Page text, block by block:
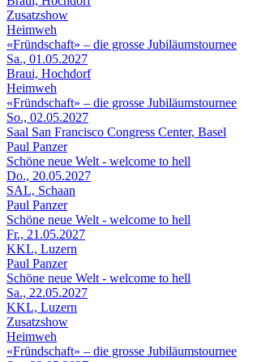
Zusatzshow
Heimweh
«Fründschaft» – die grosse Jubiläumstournee
Sa., 01.05.2027
Braui, Hochdorf
Heimweh
«Fründschaft» – die grosse Jubiläumstournee
So., 02.05.2027
Saal San Francisco Congress Center, Basel
Paul Panzer
Schöne neue Welt - welcome to hell
Do., 20.05.2027
SAL, Schaan
Paul Panzer
Schöne neue Welt - welcome to hell
Fr., 21.05.2027
KKL, Luzern
Paul Panzer
Schöne neue Welt - welcome to hell
Sa., 22.05.2027
KKL, Luzern
Zusatzshow
Heimweh
«Fründschaft» – die grosse Jubiläumstournee